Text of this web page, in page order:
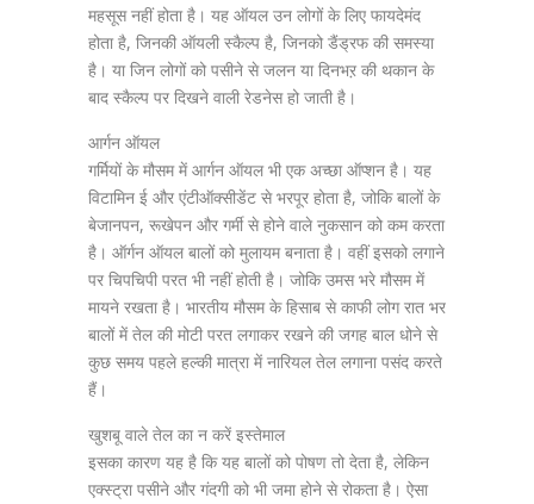
महसूस नहीं होता है। यह ऑयल उन लोगों के लिए फायदेमंद
होता है, जिनकी ऑयली स्कैल्प है, जिनको डैंड्रफ की समस्या
है। या जिन लोगों को पसीने से जलन या दिनभऱ की थकान के
बाद स्कैल्प पर दिखने वाली रेडनेस हो जाती है।
आर्गन ऑयल
गर्मियों के मौसम में आर्गन ऑयल भी एक अच्छा ऑप्शन है। यह
विटामिन ई और एंटीऑक्सीडेंट से भरपूर होता है, जोकि बालों के
बेजानपन, रूखेपन और गर्मी से होने वाले नुकसान को कम करता
है। ऑर्गन ऑयल बालों को मुलायम बनाता है। वहीं इसको लगाने
पर चिपचिपी परत भी नहीं होती है। जोकि उमस भरे मौसम में
मायने रखता है। भारतीय मौसम के हिसाब से काफी लोग रात भर
बालों में तेल की मोटी परत लगाकर रखने की जगह बाल धोने से
कुछ समय पहले हल्की मात्रा में नारियल तेल लगाना पसंद करते
हैं।
खुशबू वाले तेल का न करें इस्तेमाल
इसका कारण यह है कि यह बालों को पोषण तो देता है, लेकिन
एक्स्ट्रा पसीने और गंदगी को भी जमा होने से रोकता है। ऐसा